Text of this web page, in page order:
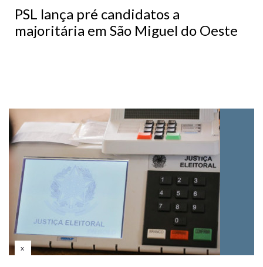
PSL lança pré candidatos a
majoritária em São Miguel do Oeste
x